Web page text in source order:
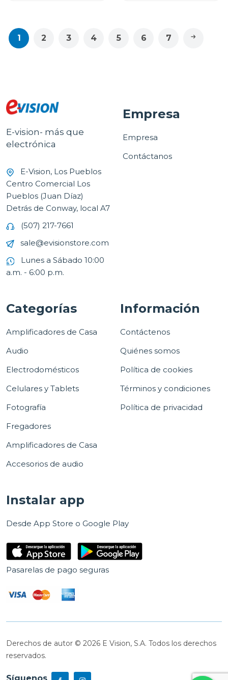
1 2 3 4 5 6 7
E-vision- más que
electrónica
E-Vision, Los Pueblos
Centro Comercial Los
Pueblos (Juan Díaz)
Detrás de Conway, local A7
(507) 217-7661
sale@evisionstore.com
Lunes a Sábado 10:00
a.m. - 6:00 p.m.
Empresa
Empresa
Contáctanos
Categorías
Amplificadores de Casa
Audio
Electrodomésticos
Celulares y Tablets
Fotografía
Fregadores
Amplificadores de Casa
Accesorios de audio
Información
Contáctenos
Quiénes somos
Política de cookies
Términos y condiciones
Política de privacidad
Instalar app
Desde App Store o Google Play
Pasarelas de pago seguras
Derechos de autor © 2026 E Vision, S.A. Todos los derechos
reservados.